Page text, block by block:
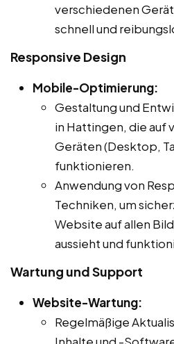
verschiedenen
schnell und
Responsive Design
Mobile-Optimierung:
Gestaltung und
in Hattingen, die auf
Geräten (Desktop,
funktionieren.
Anwendung von
Techniken, um
Website auf allen
aussieht und
Wartung und Support
Website-Wartung:
Regelmäßige